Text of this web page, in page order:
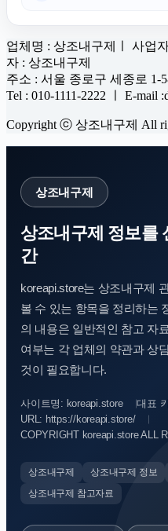
업체명 : 상조내구제ㅣ 사업
자 : 상조내구제
주소 : 서울 종로구 세종로 1-
Tel : 010-1111-2222 ㅣ E-mail
Copyright ⓒ 상조내구제 All
상조내구제
상조내구제 정보를
간
koreapi.store는 상조내구제
볼 수 있는 항목을 정리하는
의 내용은 일반적인 참고 자
여부는 각 업체의 약관과 상
것이 필요합니다.
사이트명: koreapi.store
대표
URL: https://koreapi.store/
COPYRIGHT koreapi.store ALL
상조내구제 상조내구제 정보
상조내구제 참고자료